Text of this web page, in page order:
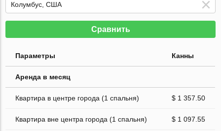
Сравнить
Параметры Канны
Аренда в месяц
Квартира в центре города (1 спальня) $ 1 357.50
Квартира вне центра города (1 спальня) $ 1 097.55